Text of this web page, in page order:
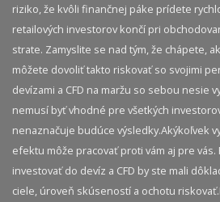
riziko, že kvôli finančnej páke prídete
retailových investorov končí pri
strate. Zamyslite se nad tým, že chápete,
môžete dovoliť takto riskovať so svojimi
devízami a CFD na maržu so sebou nesie
nemusí byť vhodné pre všetkých
nenaznačuje budúce výsledky.​ Akýkoľvek
efektu môže pracovať proti vám aj pre
investovať do devíz a CFD by ste mali
ciele, úroveň skúseností a ochotu